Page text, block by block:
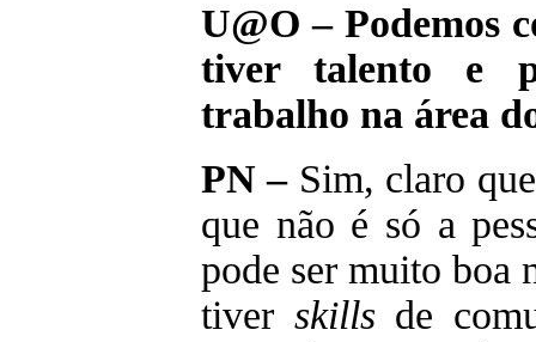
U@O – Podemos
tiver talento e
trabalho na área
PN – Sim, claro
que não é só a
pode ser muito boa
tiver skills de